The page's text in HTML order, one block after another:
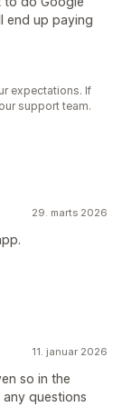
end up paying
expectations. If
support team.
29. marts 2026
11. januar 2026
so in the
questions